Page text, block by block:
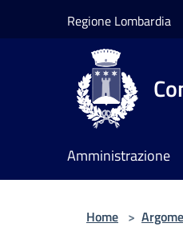
Regione Lombardia
Amministrazione
Home >